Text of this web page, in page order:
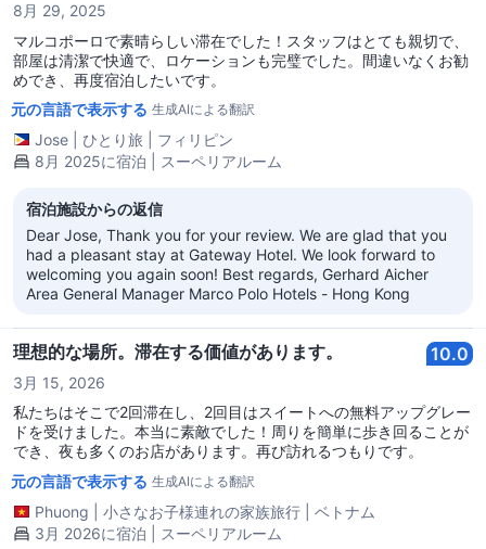
8月 29, 2025
マルコポーロで素晴らしい滞在でした！スタッフはとても親切で、
部屋は清潔で快適で、ロケーションも完璧でした。間違いなくお勧
めでき、再度宿泊したいです。
元の言語で表示する 生成AIによる翻訳
Jose ひとり旅
フィリピン
8月 2025に宿泊 | スーペリアルーム
宿泊施設からの返信
Dear Jose, Thank you for your review. We are glad that you
had a pleasant stay at Gateway Hotel. We look forward to
welcoming you again soon! Best regards, Gerhard Aicher
Area General Manager Marco Polo Hotels - Hong Kong
理想的な場所。滞在する価値があります。 10.0
3月 15, 2026
私たちはそこで2回滞在し、2回目はスイートへの無料アップグレー
ドを受けました。本当に素敵でした！周りを簡単に歩き回ることが
でき、夜も多くのお店があります。再び訪れるつもりです。
元の言語で表示する 生成AIによる翻訳
Phuong 小さなお子様連れの家族旅行
ベトナム
3月 2026に宿泊 | スーペリアルーム